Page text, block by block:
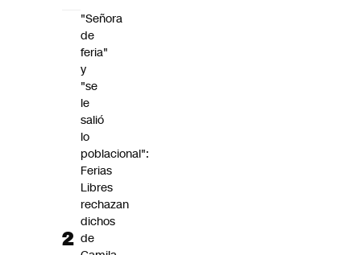
"Señora
de
feria"
y
"se
le
salió
lo
poblacional":
Ferias
Libres
rechazan
dichos
de